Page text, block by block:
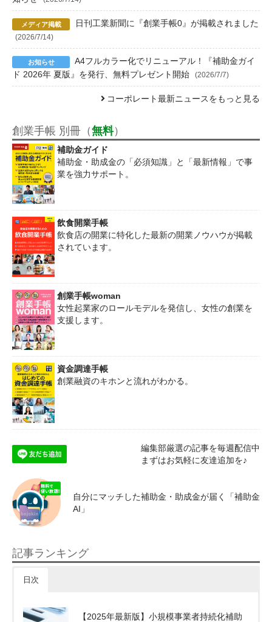
日刊工業新聞に『創業手帳0』が掲載されました
(2026/7/14)
A4フルカラー化でリニューアル！『補助金ガイ
ド 2026年 夏版』を発行、無料プレゼント開始
(2026/7/7)
コーポレート最新ニュースをもっと見る
創業手帳 別冊（無料）
補助金ガイド
補助金・助成金の「必須知識」と「最新情報」で事
業を強力サポート。
飲食開業手帳
飲食店の開業に特化した最新の開業ノウハウが掲載
されています。
創業手帳woman
女性起業家のロールモデルを発信し、女性の創業を
支援します。
資金調達手帳
創業融資のキホンと流れがわかる。
編集部厳選の記事を毎週配信中
まずはお気軽に友達追加を♪
自分にマッチした補助金・助成金が届く「補助金
AI」
記事ランキング
日次
【2025年最新版】小規模事業者持続化補助